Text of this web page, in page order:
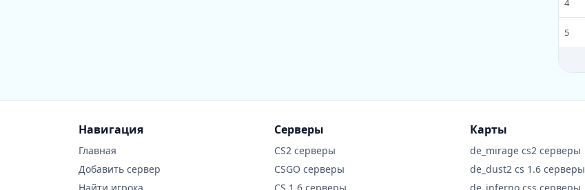
14
19
20
4
5
Навигация
Главная
Добавить сервер
Серверы
CS2 серверы
CSGO серверы
Карты
de_mirage cs2 серверы
de_dust2 cs 1.6 серверы